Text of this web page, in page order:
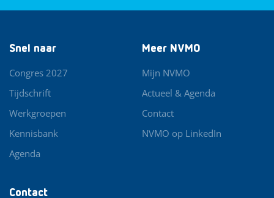
Contact
Snel naar
Congres 2027
Tijdschrift
Werkgroepen
Kennisbank
Agenda
Meer NVMO
Mijn NVMO
Actueel & Agenda
Contact
NVMO op LinkedIn